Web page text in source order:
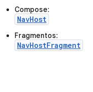
Compose:
NavHost
Fragmentos:
NavHostFragment